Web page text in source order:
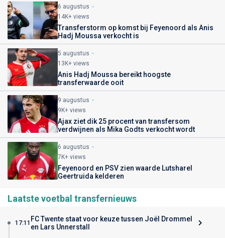
6 augustus
14K+ views
Transferstorm op komst bij Feyenoord als Anis
Hadj Moussa verkocht is
5 augustus
13K+ views
Anis Hadj Moussa bereikt hoogste
transferwaarde ooit
9 augustus
9K+ views
Ajax ziet dik 25 procent van transfersom
verdwijnen als Mika Godts verkocht wordt
6 augustus
7K+ views
Feyenoord en PSV zien waarde Lutsharel
Geertruida kelderen
Laatste voetbal transfernieuws
17:11 FC Twente staat voor keuze tussen Joël Drommel
en Lars Unnerstall